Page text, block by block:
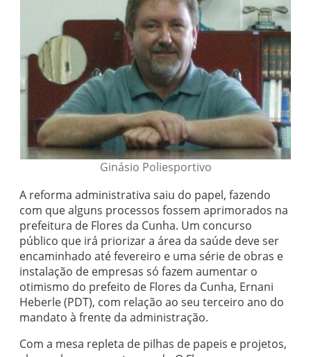
Ginásio Poliesportivo
A reforma administrativa saiu do papel, fazendo
com que alguns processos fossem aprimorados na
prefeitura de Flores da Cunha. Um concurso
público que irá priorizar a área da saúde deve ser
encaminhado até fevereiro e uma série de obras e
instalação de empresas só fazem aumentar o
otimismo do prefeito de Flores da Cunha, Ernani
Heberle (PDT), com relação ao seu terceiro ano do
mandato à frente da administração.
Com a mesa repleta de pilhas de papeis e projetos,